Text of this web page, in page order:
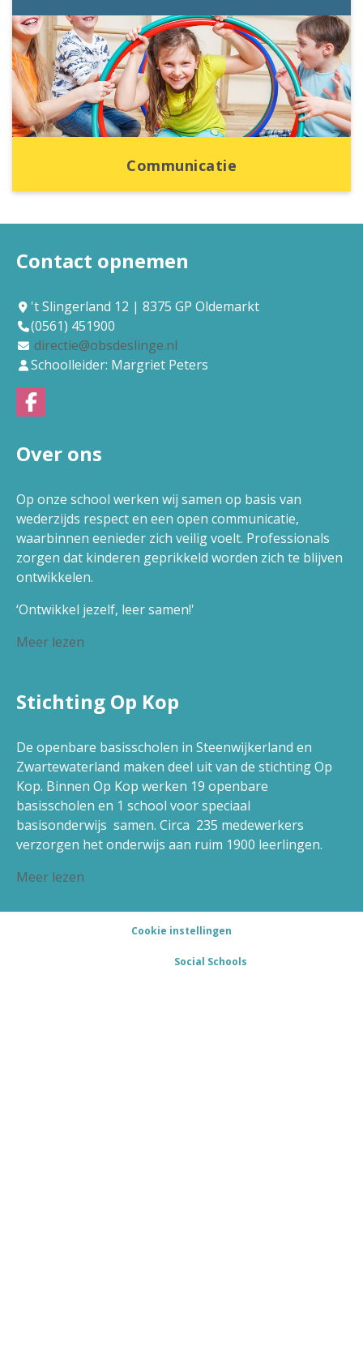
Communicatie
Contact opnemen
't Slingerland 12 | 8375 GP Oldemarkt
(0561) 451900
directie@obsdeslinge.nl
Schoolleider: Margriet Peters
Over ons
Op onze school werken wij samen op basis van
wederzijds respect en een open communicatie,
waarbinnen eenieder zich veilig voelt. Professionals
zorgen dat kinderen geprikkeld worden zich te blijven
ontwikkelen.
‘Ontwikkel jezelf, leer samen!'
Meer lezen
Stichting Op Kop
De openbare basisscholen in Steenwijkerland en
Zwartewaterland maken deel uit van de stichting Op
Kop. Binnen Op Kop werken 19 openbare
basisscholen en 1 school voor speciaal
basisonderwijs samen. Circa 235 medewerkers
verzorgen het onderwijs aan ruim 1900 leerlingen.
Meer lezen
Cookie instellingen
Social Schools